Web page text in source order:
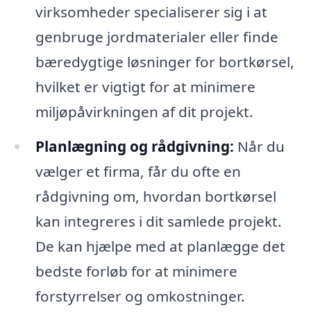
virksomheder specialiserer sig i at
genbruge jordmaterialer eller finde
bæredygtige løsninger for bortkørsel,
hvilket er vigtigt for at minimere
miljøpåvirkningen af dit projekt.
Planlægning og rådgivning: Når du
vælger et firma, får du ofte en
rådgivning om, hvordan bortkørsel
kan integreres i dit samlede projekt.
De kan hjælpe med at planlægge det
bedste forløb for at minimere
forstyrrelser og omkostninger.